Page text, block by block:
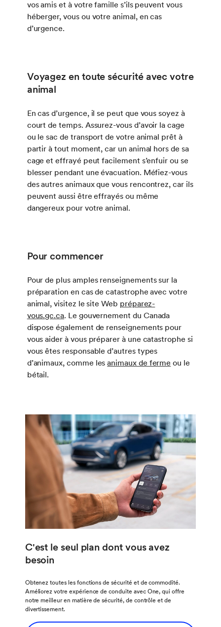
vos amis et à votre famille s’ils peuvent vous
héberger, vous ou votre animal, en cas
d’urgence.
Voyagez en toute sécurité avec votre
animal
En cas d’urgence, il se peut que vous soyez à
court de temps. Assurez-vous d’avoir la cage
ou le sac de transport de votre animal prêt à
partir à tout moment, car un animal hors de sa
cage et effrayé peut facilement s’enfuir ou se
blesser pendant une évacuation. Méfiez-vous
des autres animaux que vous rencontrez, car ils
peuvent aussi être effrayés ou même
dangereux pour votre animal.
Pour commencer
Pour de plus amples renseignements sur la
préparation en cas de catastrophe avec votre
animal, visitez le site Web préparez-
vous.gc.ca. Le gouvernement du Canada
dispose également de renseignements pour
vous aider à vous préparer à une catastrophe si
vous êtes responsable d’autres types
d’animaux, comme lesanimaux de ferme ou le
bétail.
C'est le seul plan dont vous avez
besoin
Obtenez toutes les fonctions de sécurité et de commodité.
Améliorez votre expérience de conduite avec One, qui offre
notre meilleur en matière de sécurité, de contrôle et de
divertissement.